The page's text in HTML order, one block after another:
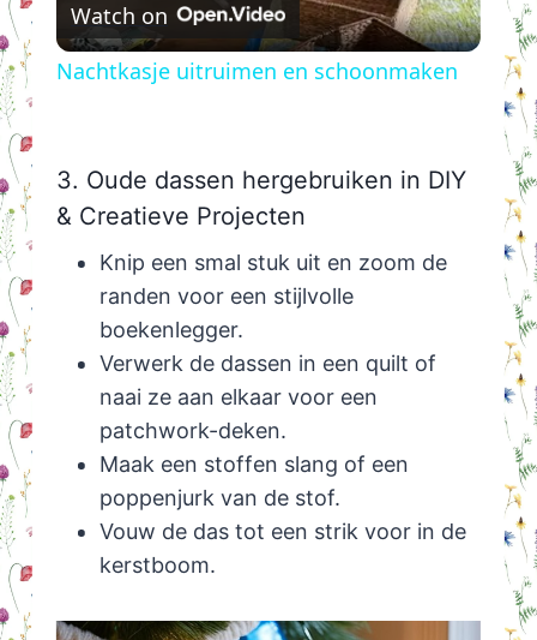
Video
Watch on
Nachtkasje uitruimen en schoonmaken
3. Oude dassen hergebruiken in DIY
& Creatieve Projecten
Knip een smal stuk uit en zoom de
randen voor een stijlvolle
boekenlegger.
Verwerk de dassen in een quilt of
naai ze aan elkaar voor een
patchwork-deken.
Maak een stoffen slang of een
poppenjurk van de stof.
Vouw de das tot een strik voor in de
kerstboom.